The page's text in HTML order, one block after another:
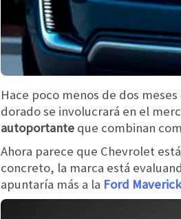
Hace poco menos de dos
dorado se involucrará en el
autoportante que combinan
Ahora parece que Chevrolet
concreto, la marca está
apuntaría más a la Ford Maverick